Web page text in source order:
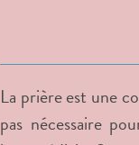
La prière est une
pas nécessaire